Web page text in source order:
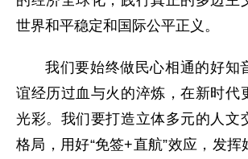
世界和平稳定和国际公平正义。
我们要始终做民心相通的好知
谊经历过血与火的淬炼，在新时代
光彩。我们要打造立体多元的人文
格局，用好“免签+直航”效应，发